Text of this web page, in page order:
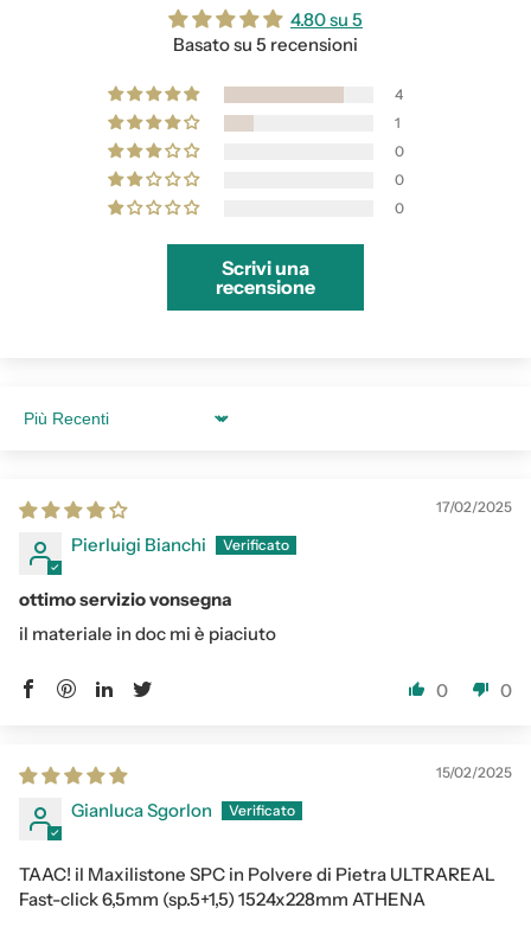
4.80 su 5
Basato su 5 recensioni
4
1
0
0
0
Scrivi una
recensione
Sort by
17/02/2025
Pierluigi Bianchi
ottimo servizio vonsegna
il materiale in doc mi è piaciuto
0 0
15/02/2025
Gianluca Sgorlon
TAAC! il Maxilistone SPC in Polvere di Pietra ULTRAREAL
Fast-click 6,5mm (sp.5+1,5) 1524x228mm ATHENA